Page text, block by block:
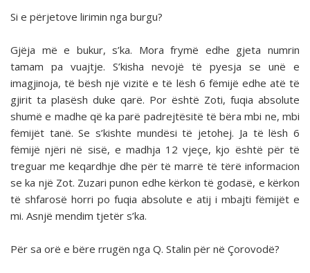
Si e përjetove lirimin nga burgu?
Gjëja më e bukur, s’ka. Mora frymë edhe gjeta numrin
tamam pa vuajtje. S’kisha nevojë të pyesja se unë e
imagjinoja, të bësh një vizitë e të lësh 6 fëmijë edhe atë të
gjirit ta plasësh duke qarë. Por është Zoti, fuqia absolute
shumë e madhe që ka parë padrejtësitë të bëra mbi ne, mbi
fëmijët tanë. Se s’kishte mundësi të jetohej. Ja të lësh 6
fëmijë njëri në sisë, e madhja 12 vjeçe, kjo është për të
treguar me keqardhje dhe për të marrë të tërë informacion
se ka një Zot. Zuzari punon edhe kërkon të godasë, e kërkon
të shfarosë horri po fuqia absolute e atij i mbajti fëmijët e
mi. Asnjë mendim tjetër s’ka.
Për sa orë e bëre rrugën nga Q. Stalin për në Çorovodë?